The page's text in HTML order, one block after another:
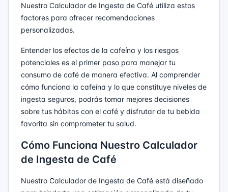
Nuestro Calculador de Ingesta de Café utiliza estos
factores para ofrecer recomendaciones
personalizadas.
Entender los efectos de la cafeína y los riesgos
potenciales es el primer paso para manejar tu
consumo de café de manera efectiva. Al comprender
cómo funciona la cafeína y lo que constituye niveles de
ingesta seguros, podrás tomar mejores decisiones
sobre tus hábitos con el café y disfrutar de tu bebida
favorita sin comprometer tu salud.
Cómo Funciona Nuestro Calculador
de Ingesta de Café
Nuestro Calculador de Ingesta de Café está diseñado